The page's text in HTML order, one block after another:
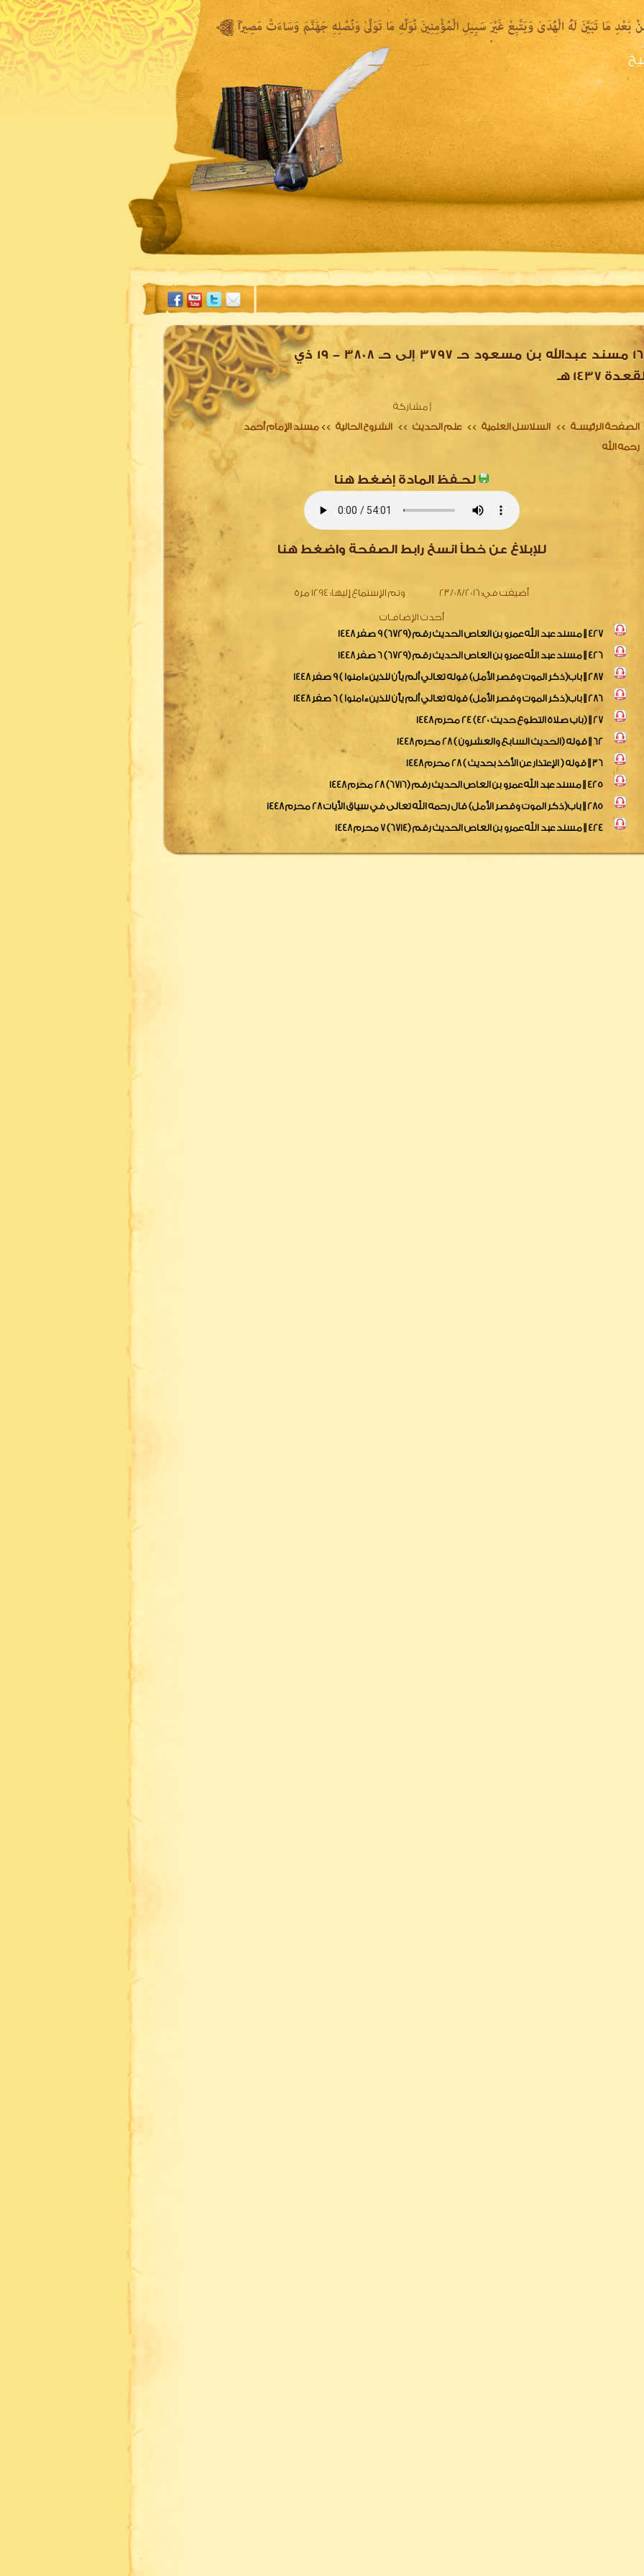
الشيخ المكتبة المقروءة المكتبة الصوتية المكتبة المرئية
160 مسند عبدالله بن مسعود حـ 3797 إلى حـ 3808 - 19 ذي
1437 هـ
مشاركة
الصفحة الرئيسـة >> السلاسل العلمية >> علم الحديث >> الشروح الحالية >> مسند الإمام أحمد
رحمه الله
لحـفظ المادة إضغط هنا
للإبلاغ عن خطأ انسخ رابط الصفحة واضغط هنا
أضيفت في: 23/08/2016 وتم الإستماع إليها: 1294 مرة
أحدث الإضافـات
427 || مسند عبد الله عمرو بن العاص الحديث رقم (6729) 9 صفر 1448
426 || مسند عبد الله عمرو بن العاص الحديث رقم (6729) 6 صفر 1448
287 || باب(ذكر الموت وقصر الأمل) قوله تعالي ألم يأن للذين ءامنوا ) 9 صفر 1448
286 || باب(ذكر الموت وقصر الأمل) قوله تعالي ألم يأن للذين ءامنوا ) 6 صفر 1448
27 || (باب صلاة التطوع حديث 420) 24 محرم 1448
62 || قوله (الحديث السابع والعشرون ) 28 محرم 1448
36 || قوله ( الإعتذار عن الأخذ بحديث ) 28 محرم 1448
425 || مسند عبد الله عمرو بن العاص الحديث رقم (6716) 28 محرم 1448
285 || باب(ذكر الموت وقصر الأمل) قال رحمه الله تعالى في سياق الأيات 28 محرم 1448
424 || مسند عبد الله عمرو بن العاص الحديث رقم (6714) 7 محرم 1448